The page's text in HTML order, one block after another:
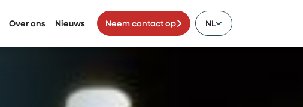
Over ons Nieuws Neem contact op NL